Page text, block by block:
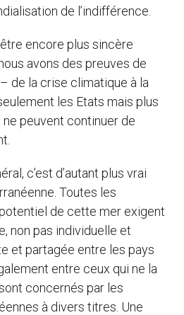
de l’indifférence.
encore plus sincère
avons des preuves de
de la crise climatique à la
les Etats mais plus
peuvent continuer de
c’est d’autant plus vrai
Toutes les
de cette mer exigent
non pas individuelle et
et partagée entre les pays
entre ceux qui ne la
concernés par les
à divers titres. Une